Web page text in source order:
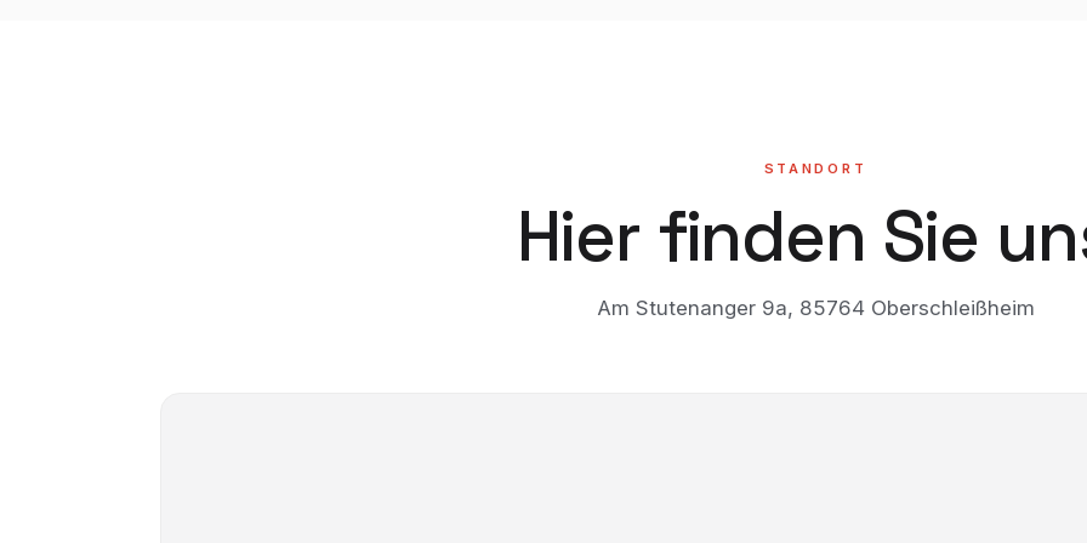
STANDORT
Hier finden Sie
Am Stutenanger 9a, 85764 Oberschleißheim